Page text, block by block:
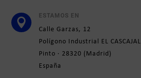

ESTAMOS EN
Calle Garzas, 12
Polígono Industrial EL CASCAJAL
Pinto · 28320 ( Madrid)
España